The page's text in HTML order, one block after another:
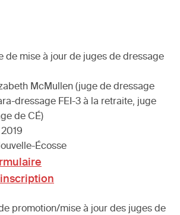
de mise à jour de juges de dressage
McMullen (juge de dressage
dressage FEI-3 à la retraite, juge
de CÉ)
Écosse
promotion/mise à jour des juges de